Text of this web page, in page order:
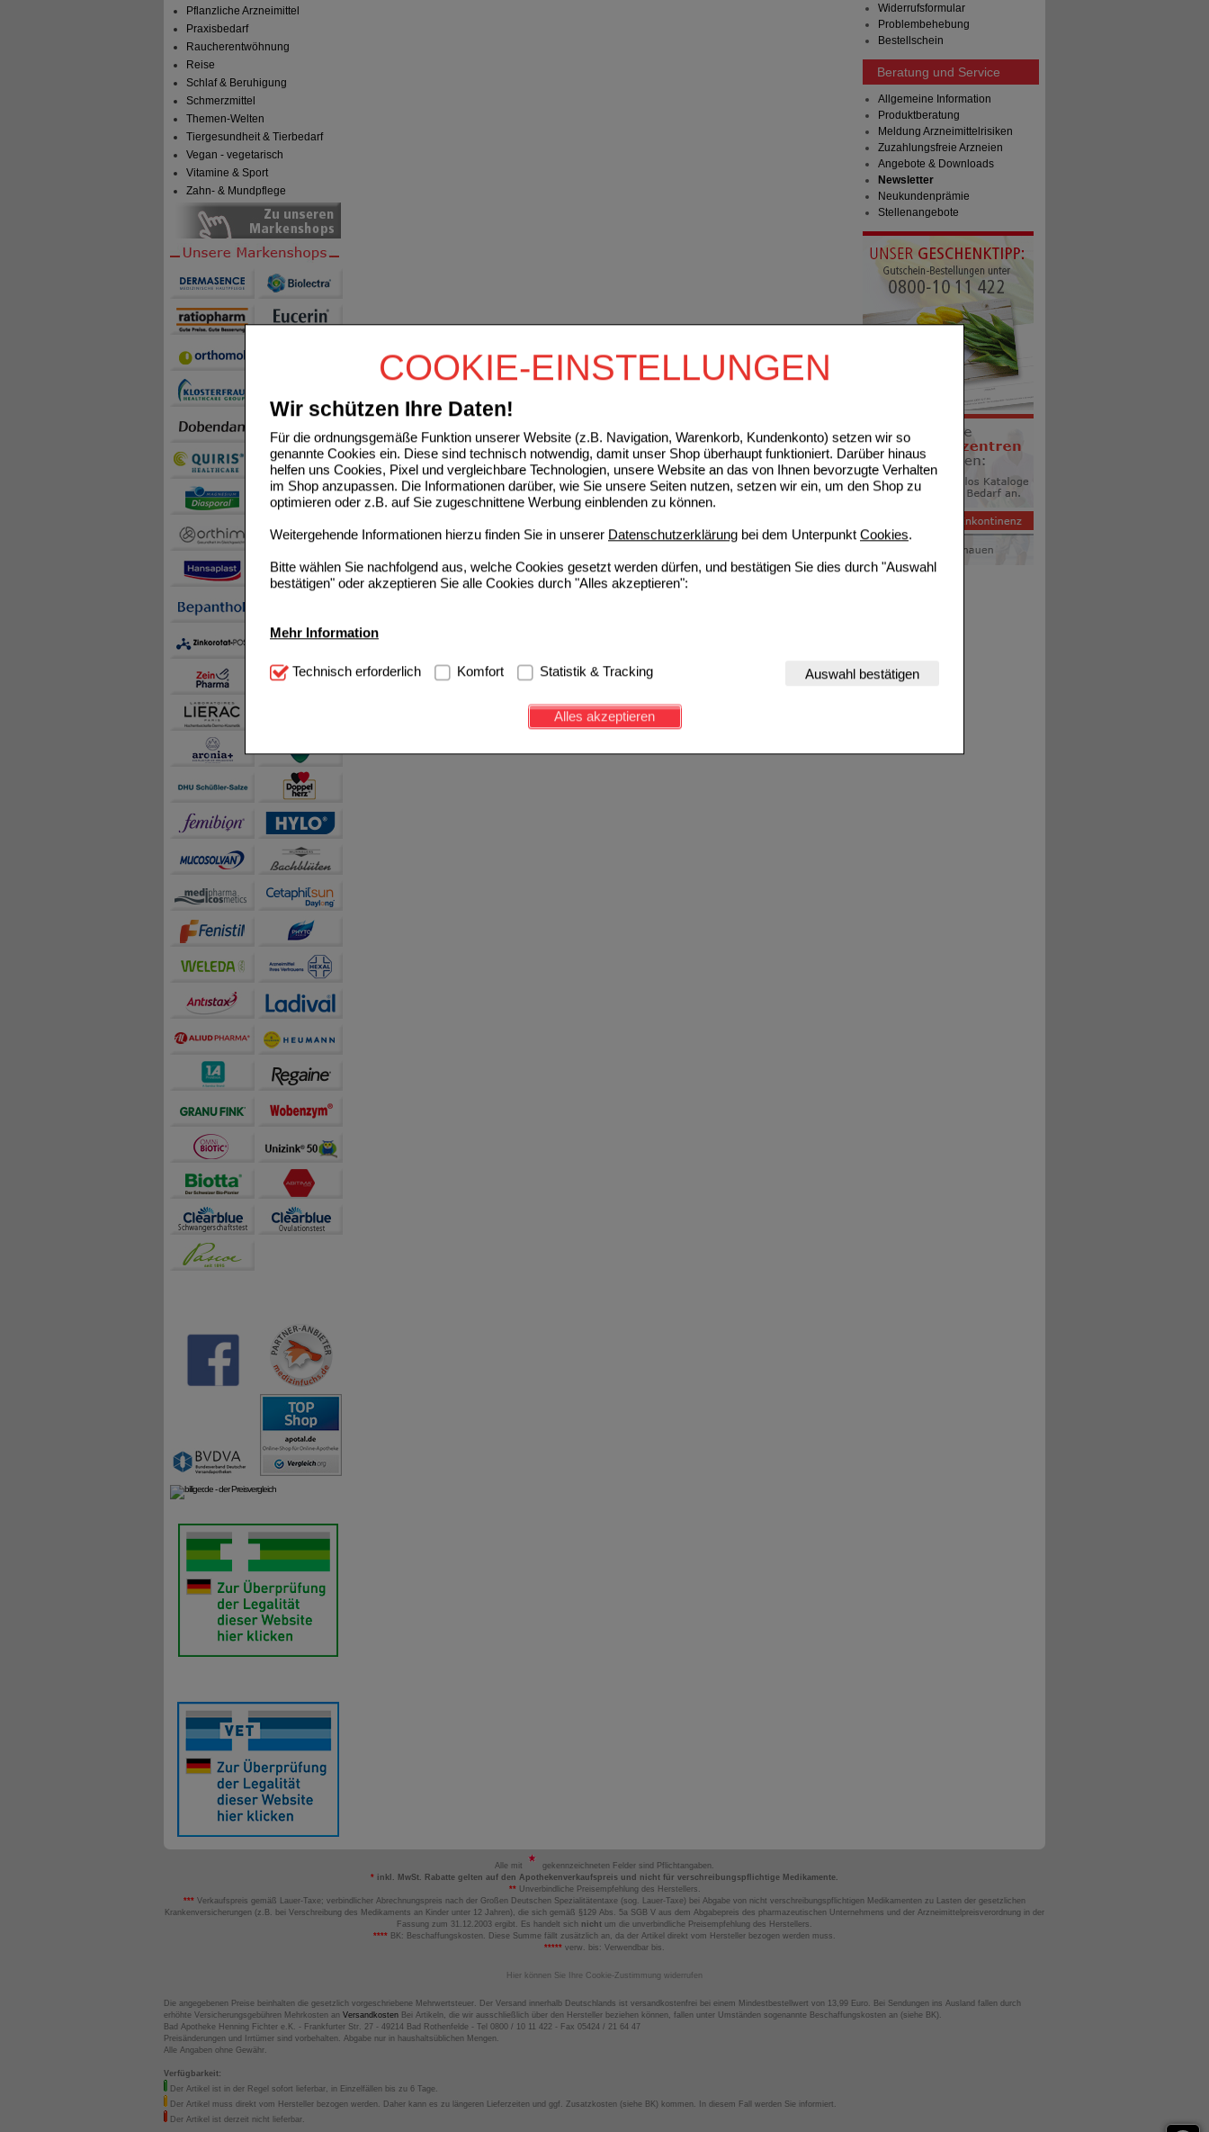
COOKIE-EINSTELLUNGEN
Wir schützen Ihre Daten!
Für die ordnungsgemäße Funktion unserer Website (z.B. Navigation, Warenkorb, Kundenkonto) setzen wir so
genannte Cookies ein. Diese sind technisch notwendig, damit unser Shop überhaupt funktioniert. Darüber hinaus
helfen uns Cookies, Pixel und vergleichbare Technologien, unsere Website an das von Ihnen bevorzugte Verhalten
im Shop anzupassen. Die Informationen darüber, wie Sie unsere Seiten nutzen, setzen wir ein, um den Shop zu
optimieren oder z.B. auf Sie zugeschnittene Werbung einblenden zu können.
Weitergehende Informationen hierzu finden Sie in unserer Datenschutzerklärung bei dem Unterpunkt Cookies.
Bitte wählen Sie nachfolgend aus, welche Cookies gesetzt werden dürfen, und bestätigen Sie dies durch "Auswahl
bestätigen" oder akzeptieren Sie alle Cookies durch "Alles akzeptieren":
Mehr Information
Technisch Notwendig: Hierbei handelt es sich um Cookies, die für die Grundfunktionen unserer Website
notwendig sind (z.B. Navigation, Warenkorb, Kundenkonto), weshalb auf diese nicht verzichtet werden kann.
Diese Cookies werden genutzt um das Einkaufserlebnis noch ansprechender zu gestalten,
beispielsweise für die Wiedererkennung des Besuchers oder unsere Seite an bevorzugte Verhaltensweisen (z.B.
Inhalte anzuzeigen und unser Partnerprogramm zu betreiben.
Statistik & Tracking:
sammeln, mit deren Hilfe wir unsere Website weiter für Sie optimieren können, den Inhalt auf unserer Website aber
auch die Werbung auf Drittseiten möglichst relevant für Sie zu gestalten. Bitte beachten Sie, dass Daten hierfür
Technisch erforderlich Komfort Statistik & Tracking Auswahl bestätigen
Alles akzeptieren
Pflanzliche Arzneimittel
Praxisbedarf
Raucherentwöhnung
Reise
Schlaf & Beruhigung
Schmerzmittel
Themen-Welten
Tiergesundheit & Tierbedarf
Vegan - vegetarisch
Vitamine & Sport
Zahn- & Mundpflege
Widerrufsformular
Problembehebung
Bestellschein
Beratung und Service
Allgemeine Information
Produktberatung
Meldung Arzneimittelrisiken
Zuzahlungsfreie Arzneien
Angebote & Downloads
Newsletter
Neukundenprämie
Stellenangebote
Alle mit
gekennzeichneten Felder sind Pflichtangaben.
* inkl. MwSt. Rabatte gelten auf den Apothekenverkaufspreis und nicht für verschreibungspflichtige Medikamente.
**Unverbindliche Preisempfehlung des Herstellers.
*** Verkaufspreis gemäß Lauer-Taxe; verbindlicher Abrechnungspreis nach der Großen Deutschen Spezialitätentaxe (sog. Lauer-Taxe) bei Abgabe von nicht verschreibungspflichtigen Medikamenten zu Lasten der gesetzlichen
Krankenversicherungen (z.B. bei Verschreibung des Medikaments an Kinder unter 12 Jahren), die sich gemäß §129 Abs. 5a SGB V aus dem Abgabepreis des pharmazeutischen Unternehmens und der Arzneimittelpreisverordnung in der
Fassung zum 31.12.2003 ergibt. Es handelt sich nicht um die unverbindliche Preisempfehlung des Herstellers.
**** BK: Beschaffungskosten. Diese Summe fällt zusätzlich an, da der Artikel direkt vom Hersteller bezogen werden muss.
***** verw. bis: Verwendbar bis.
Hier können Sie Ihre Cookie-Zustimmung widerrufen
Die angegebenen Preise beinhalten die gesetzlich vorgeschriebene Mehrwertsteuer. Der Versand innerhalb Deutschlands ist versandkostenfrei bei einem Mindestbestellwert von 13,99 Euro. Bei Sendungen ins Ausland fallen durch
erhöhte Versicherungsgebühren Mehrkosten an Versandkosten Bei Artikeln, die wir ausschließlich über den Hersteller beziehen können, fallen unter Umständen sogenannte Beschaffungskosten an (siehe BK).
Bad Apotheke Henning Fichter e.K. - Frankfurter Str. 27 - 49214 Bad Rothenfelde - Tel 0800 / 10 11 422 - Fax 05424 / 21 64 47
Preisänderungen und Irrtümer sind vorbehalten. Abgabe nur in haushaltsüblichen Mengen.
Alle Angaben ohne Gewähr.
Verfügbarkeit:
Der Artikel ist in der Regel sofort lieferbar, in Einzelfällen bis zu 6 Tage.
Der Artikel muss direkt vom Hersteller bezogen werden. Daher kann es zu längeren Lieferzeiten und ggf. Zusatzkosten (siehe BK) kommen. In diesem Fall werden Sie informiert.
Der Artikel ist derzeit nicht lieferbar.